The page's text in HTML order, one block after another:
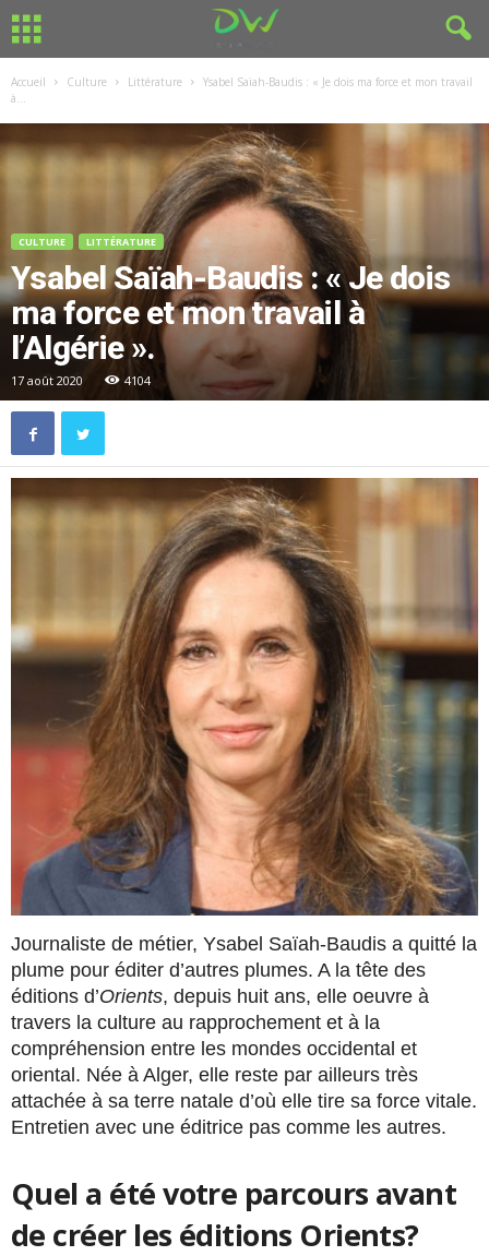
Accueil Culture Littérature
Ysabel Saïah-Baudis : « Je dois ma force et mon travail
à...
CULTURE LITTÉRATURE
Ysabel Saïah-Baudis : « Je dois
ma force et mon travail à
l’Algérie ».
17 août 2020 4104
Journaliste de métier, Ysabel Saïah-Baudis a quitté la
plume pour éditer d’autres plumes. A la tête des
éditions d’Orients, depuis huit ans, elle oeuvre à
travers la culture au rapprochement et à la
compréhension entre les mondes occidental et
oriental. Née à Alger, elle reste par ailleurs très
attachée à sa terre natale d’où elle tire sa force vitale.
Entretien avec une éditrice pas comme les autres.
Quel a été votre parcours avant
de créer les éditions Orients?